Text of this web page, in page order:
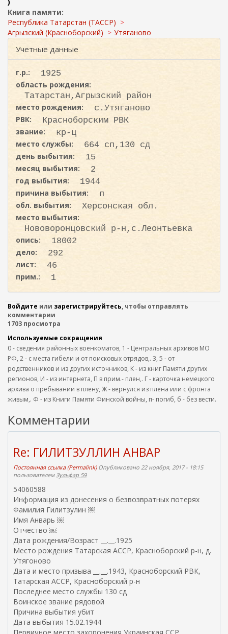
и
с
к
Книга памяти:
Республика Татарстан (ТАССР)
Агрызский (Красноборский)
Утяганово
Учетные данные
г.р.:
1925
область рождения:
Татарстан,Агрызский район
место рождения:
с.Утяганово
РВК:
Красноборским РВК
звание:
кр-ц
место службы:
664 сп,130 сд
день выбытия:
15
месяц выбытия:
2
год выбытия:
1944
причина выбытия:
п
обл. выбытия:
Херсонская обл.
место выбытия:
Нововоронцовский р-н,с.Леонтьевка
опись:
18002
дело:
292
лист:
46
прим.:
1
Войдите или зарегистрируйтесь, чтобы отправлять
комментарии
1703 просмотра
Используемые сокращения
0 - сведения районных военкоматов, 1 - Центральных архивов МО
РФ, 2 - с места гибели и от поисковых отрядов,. 3, 5 - от
родственников и из других источников, К - из книг Памяти других
регионов, И - из интернета, П в прим.- плен,. Г - карточка немецкого
архива о пребывании в плену, Ж - вернулся из плена или с фронта
живым,. Ф - из Книги Памяти Финской войны, п- погиб, б - без вести.
Комментарии
Re: ГИЛИТЗУЛЛИН АНВАР
Постоянная ссылка (Permalink)Опубликовано 22 ноября, 2017 - 18:15
пользователемЗульфар 59
54060588
Информация из донесения о безвозвратных потерях
Фамилия Гилитзулин ￼
Имя Анварь ￼
Отчество ￼
Дата рождения/Возраст __.__.1925
Место рождения Татарская АССР, Красноборский р-н, д.
Утягоново
Дата и место призыва __.__.1943, Красноборский РВК,
Татарская АССР, Красноборский р-н
Последнее место службы 130 сд
Воинское звание рядовой
Причина выбытия убит
Дата выбытия 15.02.1944